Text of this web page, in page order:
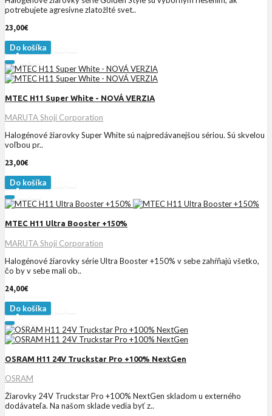
potrebujete agresívne zlatožlté svet..
23,00€
Do košíka
MTEC H11 Super White - NOVÁ VERZIA
MARUTA Shoji Corporation
Halogénové žiarovky Super White sú najpredávanejšou sériou. Sú skvelou
voľbou pr..
23,00€
Do košíka
MTEC H11 Ultra Booster +150%
MARUTA Shoji Corporation
Halogénové žiarovky série Ultra Booster +150% v sebe zahŕňajú všetko,
čo by v sebe mali ob..
24,00€
Do košíka
OSRAM H11 24V Truckstar Pro +100% NextGen
OSRAM
Žiarovky 24V Truckstar Pro +100% NextGen skladom u externého
dodávateľa. Na našom sklade vedia byť z..